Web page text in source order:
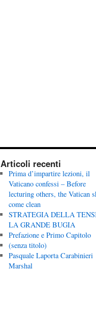
Articoli recenti
Prima d’impartire lezioni, il
Vaticano confessi – Before
lecturing others, the Vatican
come clean
STRATEGIA DELLA
LA GRANDE BUGIA
Prefazione e Primo Capitolo
(senza titolo)
Pasquale Laporta Carabinieri
Marshal